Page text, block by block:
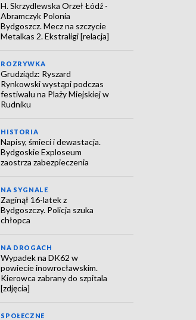
H. Skrzydlewska Orzeł Łódź -
Abramczyk Polonia
Bydgoszcz. Mecz na szczycie
Metalkas 2. Ekstraligi [relacja]
ROZRYWKA
Grudziądz: Ryszard
Rynkowski wystąpi podczas
festiwalu na Plaży Miejskiej w
Rudniku
HISTORIA
Napisy, śmieci i dewastacja.
Bydgoskie Exploseum
zaostrza zabezpieczenia
NA SYGNALE
Zaginął 16-latek z
Bydgoszczy. Policja szuka
chłopca
NA DROGACH
Wypadek na DK62 w
powiecie inowrocławskim.
Kierowca zabrany do szpitala
[zdjęcia]
SPOŁECZNE